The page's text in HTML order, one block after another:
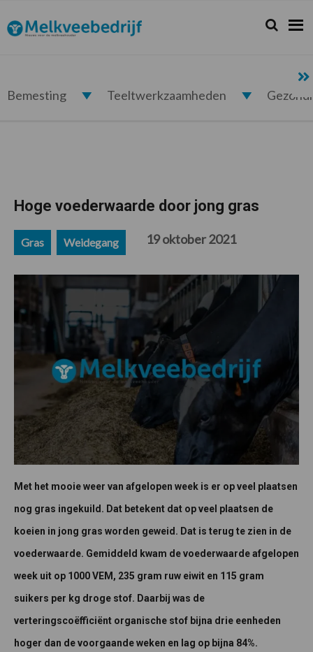
de
hoofdnavigatie
de
hoofd
de
eerste
de
voettekst
Melkveebedrijf.nl Zoeken...
Zoek
Bemesting Teeltwerkzaamheden
Hoge voederwaarde door jong gras
Gras Weidegang 19 oktober 2021
Met het mooie weer van afgelopen week is er op veel plaatsen
nog gras ingekuild. Dat betekent dat op veel plaatsen de
koeien in jong gras worden geweid. Dat is terug te zien in de
voederwaarde. Gemiddeld kwam de voederwaarde afgelopen
week uit op 1000 VEM, 235 gram ruw eiwit en 115 gram
suikers per kg droge stof. Daarbij was de
verteringscoëfficiënt organische stof bijna drie eenheden
hoger dan de voorgaande weken en lag op bijna 84%.